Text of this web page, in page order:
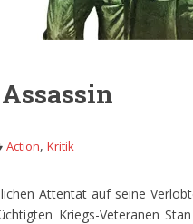
Action, Kritik
Attentat auf seine
Kriegs-Veteranen